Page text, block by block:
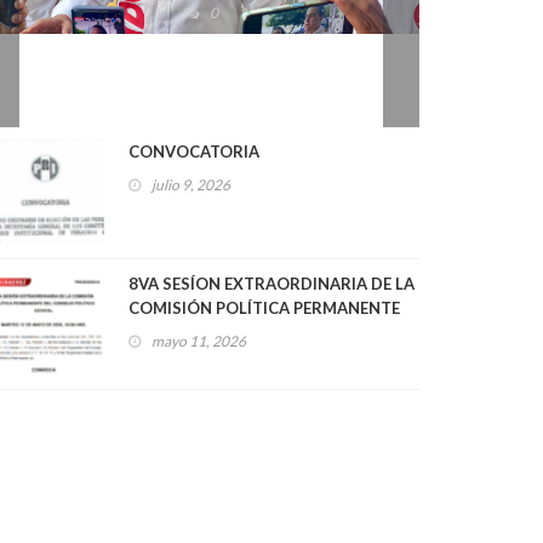
2026
0
CONVOCATORIA
julio 9, 2026
8VA SESÍON EXTRAORDINARIA DE LA
COMISIÓN POLÍTICA PERMANENTE
DEL CONSEJO POLÍTICO ESTATAL
mayo 11, 2026